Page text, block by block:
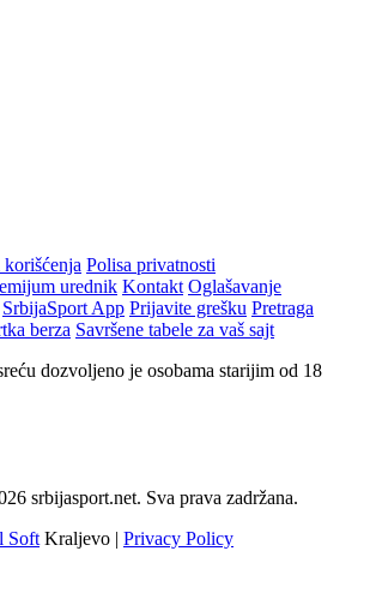
Polisa privatnosti
urednik Kontakt Oglašavanje
SrbijaSport App Prijavite grešku Pretraga
berza Savršene tabele za vaš sajt
dozvoljeno je osobama starijim od 18
srbijasport.net. Sva prava zadržana.
Soft Kraljevo | Privacy Policy